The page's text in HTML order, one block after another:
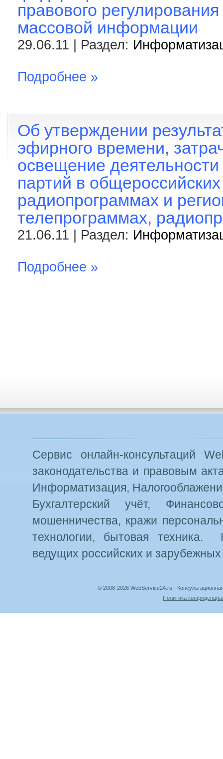
правового
массовой информации
29.06.11 | Раздел:
Подробнее »
Об утверждении
эфирного времени,
освещение
партий в
радиопрограммах и
телепрограммах,
21.06.11 | Раздел:
Подробнее »
Сервис онлайн-консультаций
законодательства и правовым
Информатизация,
Бухгалтерский учёт,
мошенничества, кражи
технологии, бытовая техника.
ведущих российских и
© 2008-2026 WebService24.ru -
Политика